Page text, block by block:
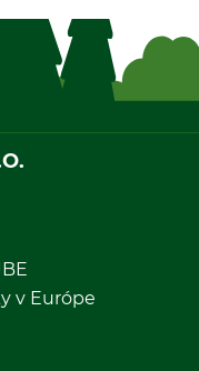
v Európe